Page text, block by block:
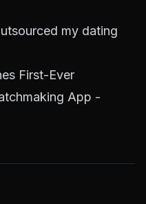
my dating
First-Ever
App -